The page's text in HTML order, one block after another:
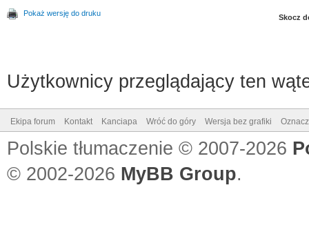
Pokaż wersję do druku Skocz
Użytkownicy przeglądający ten
Ekipa forum Kontakt Kanciapa Wróć do góry Wersja bez grafiki
Polskie tłumaczenie © 2007-2026
© 2002-2026 MyBB Group.